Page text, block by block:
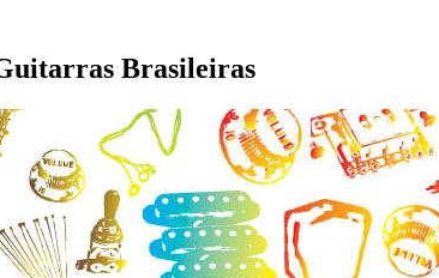
Brasileiras